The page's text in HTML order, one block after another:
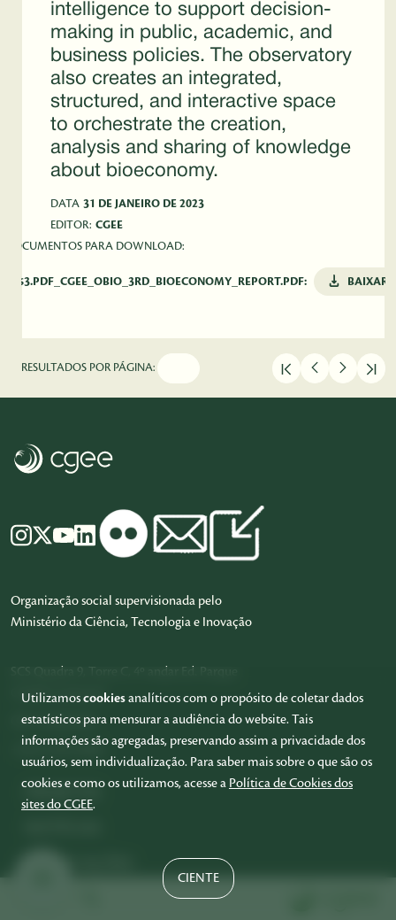
intelligence to support decision-
making in public, academic, and
business policies. The observatory
also creates an integrated,
structured, and interactive space
to orchestrate the creation,
analysis and sharing of knowledge
about bioeconomy.
DATA 31 DE JANEIRO DE 2023
EDITOR: CGEE
DOCUMENTOS PARA DOWNLOAD:
5763.PDF_CGEE_OBIO_3RD_BIOECONOMY_REPORT.PDF: BAIXAR
RESULTADOS POR PÁGINA:
Organização social supervisionada pelo
Ministério da Ciência, Tecnologia e Inovação
SCS Quadra 9, Torre C, 4º andar Ed. Parque
Cidade Corporate
CEP: 70.308-200
+55 61 3424-9600
PROJETOS
Utilizamoscookiesanalíticos com o propósito de coletar dados
estatísticos para mensurar a audiência do website. Tais
informações são agregadas, preservando assim a privacidade dos
usuários, sem individualização. Para saber mais sobre o que são os
cookies e como os utilizamos, acesse a Política de Cookies dos
sites do CGEE.
CIENTE